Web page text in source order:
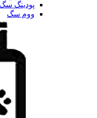
پودینگ سگ
ووم سگ